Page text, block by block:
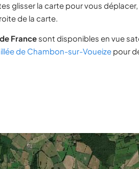
glisser la carte pour vous
de la carte.
France sont disponibles en vue
de Chambon-sur-Voueize pour